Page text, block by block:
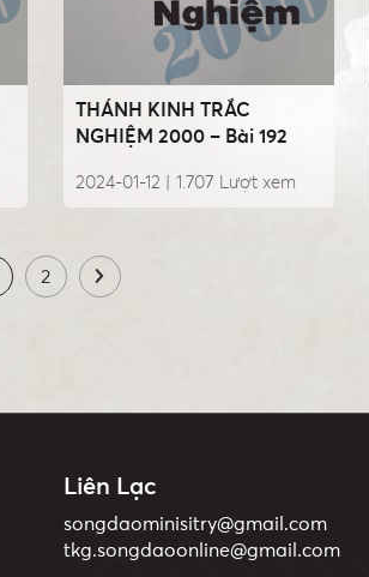
THÁNH KINH TRẮC
NGHIỆM 2000 – Bài 192
2024-01-12 | Lượt xem
1.707
2
Liên Lạc
songdaominisitry@gmail.com
tkg.songdaoonline@gmail.com